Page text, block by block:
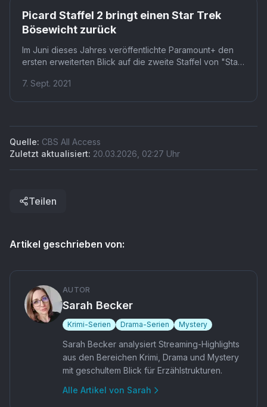
emotionalen Worte 'Ihr habt mir das Herz gebrochen'
sorgen nun für Aufsehen in der Fangemeinde.
Picard Staffel 2 bringt einen Star Trek
Bösewicht zurück
Im Juni dieses Jahres veröffentlichte Paramount+ den
ersten erweiterten Blick auf die zweite Staffel von "Star
Projekten, die mit dem Start des Streaming-Dienstes
7. Sept. 2021
Quelle: CBS All Access
Zuletzt aktualisiert: 20.03.2026 02:27 Uhr
Teilen
Artikel geschrieben von:
AUTOR
Sarah Becker
Krimi-Serien Drama-Serien Mystery
Sarah Becker analysiert Streaming-Highlights
aus den Bereichen Krimi, Drama und Mystery
mit geschultem Blick für Erzählstrukturen.
Alle Artikel von Sarah